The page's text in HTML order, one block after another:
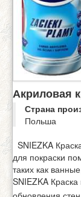
Акриловая
Страна
Польша
SNIEZKA
для покраски
таких как
SNIEZKA